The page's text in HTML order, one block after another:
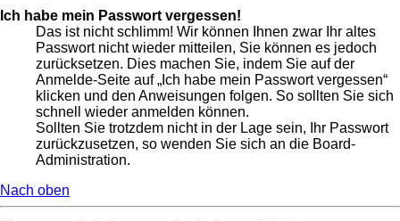
Ich habe mein Passwort vergessen!
Das ist nicht schlimm! Wir können Ihnen zwar Ihr altes
Passwort nicht wieder mitteilen, Sie können es jedoch
zurücksetzen. Dies machen Sie, indem Sie auf der
Anmelde-Seite auf „Ich habe mein Passwort vergessen“
klicken und den Anweisungen folgen. So sollten Sie sich
schnell wieder anmelden können.
Sollten Sie trotzdem nicht in der Lage sein, Ihr Passwort
zurückzusetzen, so wenden Sie sich an die Board-
Administration.
Nach oben